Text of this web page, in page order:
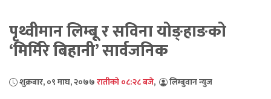
पृथ्वीमान लिम्बू र सविना योङ्हाङको
‘मिर्मिरे बिहानी’ सार्वजनिक
शुक्रबार, ०९ माघ, २०७७रातीको ०८:२८ बजे, लिम्बुवान न्युज